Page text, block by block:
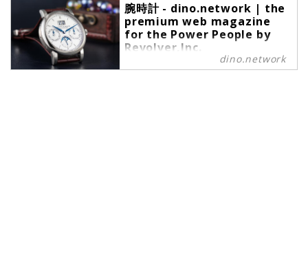
腕時計 - dino.network | the
premium web magazine
for the Power People by
Revolver,Inc.
腕時計 の記事一覧 - dino.network
dino.network